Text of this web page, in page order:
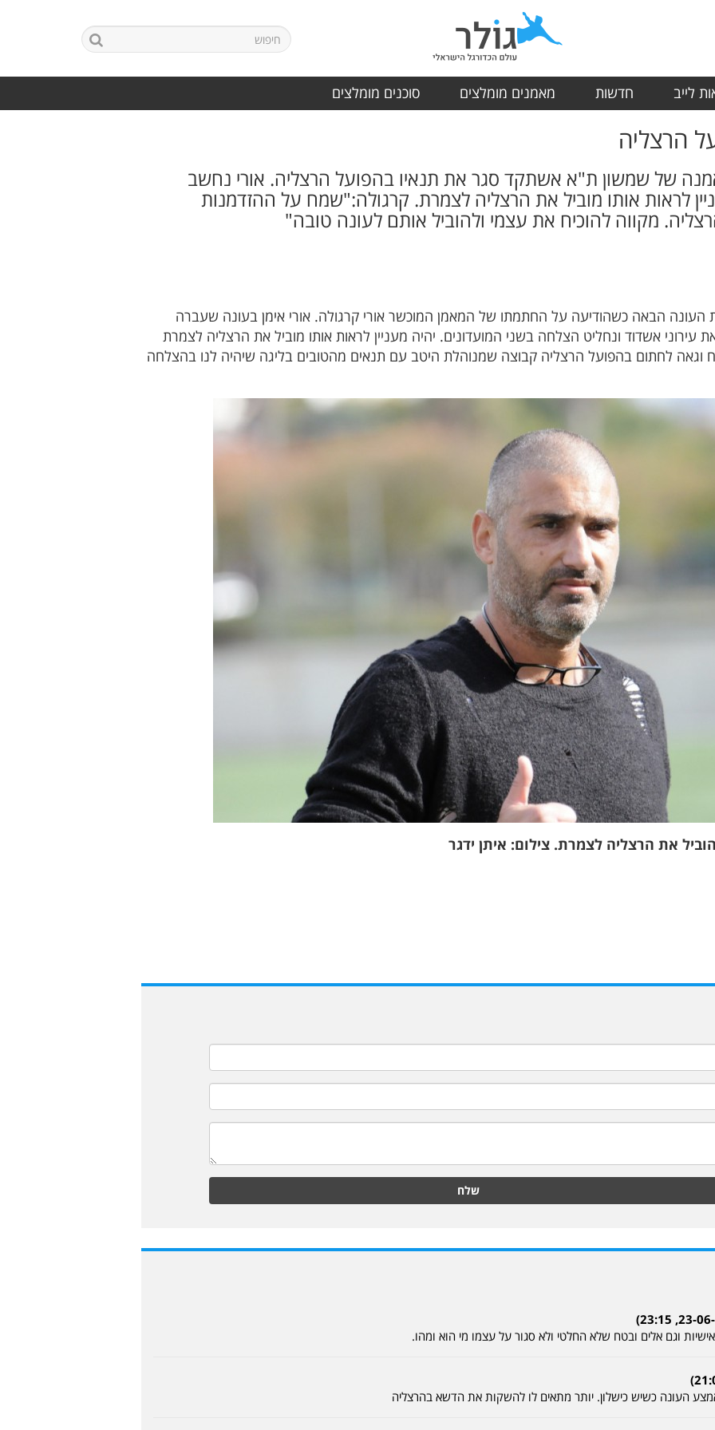
לייב חדשות מאמנים מומלצים סוכנים מומלצים
הרצליה
של שמשון ת"א אשתקד סגר את תנאיו בהפועל הרצליה. אורי נחשב
לראות אותו מוביל את הרצליה לצמרת. קרגולה:"שמח על ההזדמנות
מקווה להוכיח את עצמי ולהוביל אותם לעונה טובה"
הבאה כשהודיעה על החתמתו של המאמן המוכשר אורי קרגולה. אורי אימן בעונה שעברה
אשדוד ונחליט הצלחה בשני המועדונים. יהיה מעניין לראות אותו מוביל את הרצליה לצמרת
וגאה לחתום בהפועל הרצליה קבוצה שמנוהלת היטב עם תנאים מהטובים בליגה שיהיה לנו בהצלחה
את הרצליה לצמרת. צילום: איתן ידגר
שלח
וגם אלים ובטח שלא החלטי ולא סגור על עצמו מי הוא ומהו.
העונה כשיש כישלון. יותר מתאים לו להשקות את הדשא בהרצליה